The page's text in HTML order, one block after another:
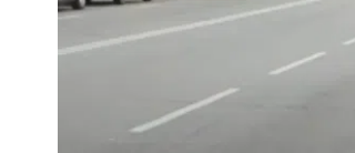
26 листопада 2025 0